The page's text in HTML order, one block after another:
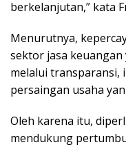
berkelanjutan,” kata
Menurutnya,
sektor jasa
melalui transparansi,
persaingan usaha
Oleh karena itu,
mendukung